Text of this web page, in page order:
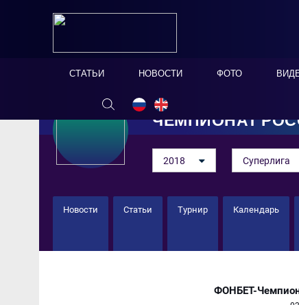
СТАТЬИ НОВОСТИ ФОТО
ЧЕМПИОНАТ
2018 Суперлига
Новости Статьи Турнир Календарь
ФОНБЕТ-